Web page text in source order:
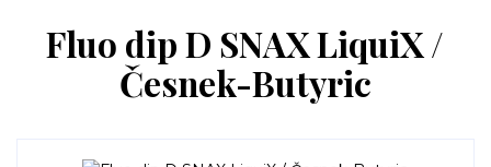
Fluo dip D SNAX LiquiX /
Česnek-Butyric